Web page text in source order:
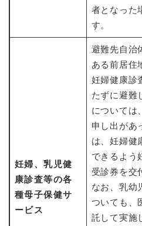
者となった
す。
妊婦、乳児健
康診査等の各
種母子保健サ
ービス
避難先自治
ある前居住
妊婦健康診
たずに避難
については
申し出があ
は、妊婦健
できるよう
受診券を交
なお、乳幼
ついても、
託して実施